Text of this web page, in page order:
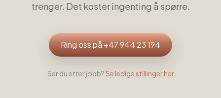
trenger. Det koster ingenting å spørre.
Ring oss på +47 944 23 194
Ser du etter jobb?Se ledige stillinger her